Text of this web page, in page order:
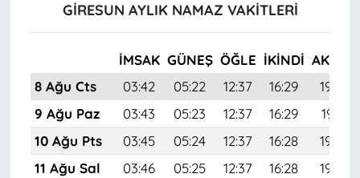
GIRESUN AYLIK NAMAZ VAKITLERI
İMSAK GÜNEŞ ÖĞLE İKINDI AKŞAM
8 Ağu Cts
03:42 05:22 12:37 16:29
19:42
9 Ağu Paz
03:43 05:23 12:37 16:29
19:41
10 Ağu Pts
03:45 05:24 12:37 16:28
19:40
11 Ağu Sal
03:46 05:25 12:37 16:28
19:38